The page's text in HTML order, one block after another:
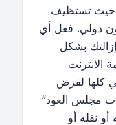
حيث تستظيف
دولي. فعل أي
بشكل
الانترنت
كلها لفرض
مجلس العود“
نقله أو